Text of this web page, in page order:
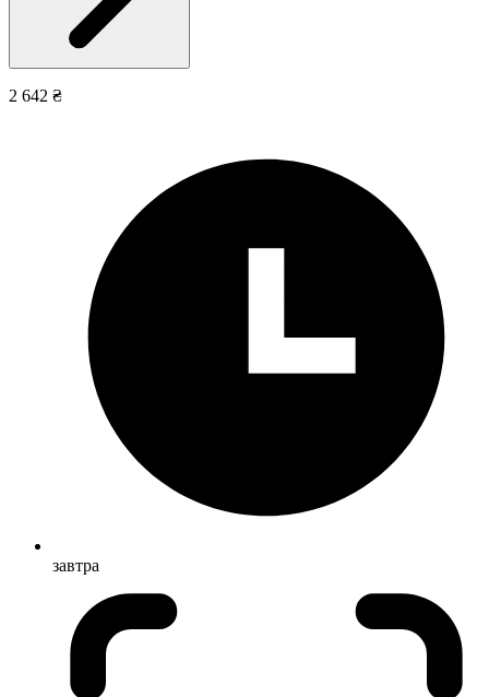
2 642 ₴
завтра